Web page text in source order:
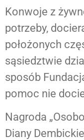
Konwoje z
potrzeby,
położonych
sąsiedztwie
sposób
pomoc nie
Nagroda
Diany